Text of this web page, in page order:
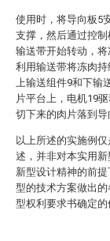
使用时，将导向板5
支撑，然后通过控
输送带开始转动，
利用输送带将冻肉
上输送组件9和下输
片平台上，电机19
切下来的肉片落到导
以上所述的实施例
述，并非对本实用
新型设计精神的前
型的技术方案做出
型权利要求书确定的